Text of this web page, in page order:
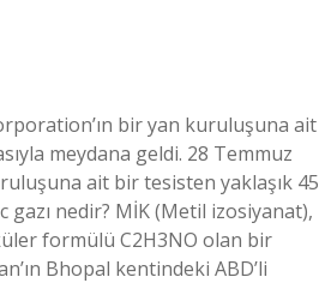
bir yan kuruluşuna ait
meydana geldi. 28 Temmuz
ait bir tesisten yaklaşık 45
gazı nedir? MİK (Metil izosiyanat),
formülü C2H3NO olan bir
Bhopal kentindeki ABD’li